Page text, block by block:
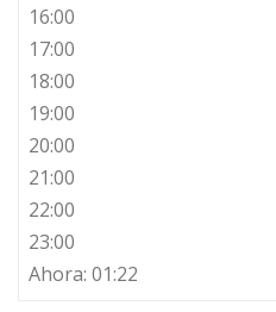
16:00
17:00
18:00
19:00
20:00
21:00
22:00
23:00
Ahora: 01:22